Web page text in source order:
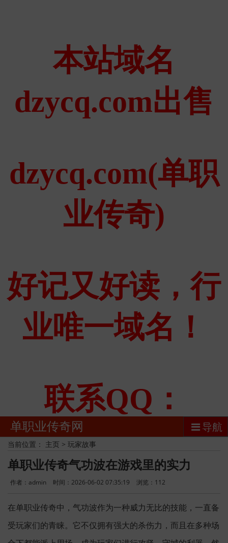
单职业传奇网 导航
当前位置： 主页 > 玩家故事
单职业传奇气功波在游戏里的实力
作者：admin 时间：2026-06-02 07:35:19 浏览： 112
在单职业传奇中，气功波作为一种威力无比的技能，一直备
受玩家们的青睐。它不仅拥有强大的杀伤力，而且在多种场